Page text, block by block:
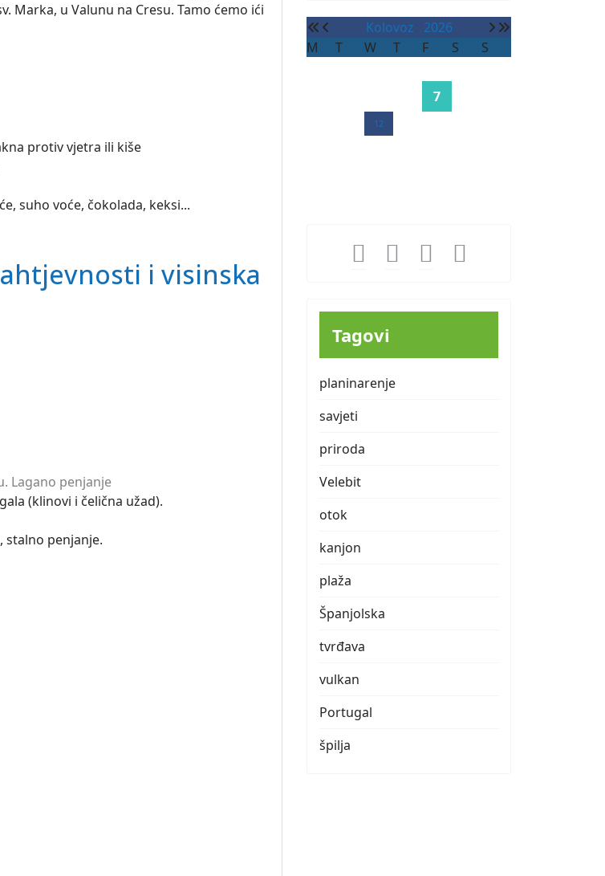
Marka, u Valunu na Cresu. Tamo ćemo ići
protiv vjetra ili kiše
suho voće, čokolada, keksi...
i visinska
Lagano penjanje
(klinovi i čelična užad).
stalno penjanje.
Kolovoz 2026
M
T W T F S S
7
12
Tagovi
planinarenje
savjeti
priroda
Velebit
otok
kanjon
plaža
Španjolska
tvrđava
vulkan
Portugal
špilja